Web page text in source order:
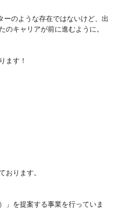
のような存在ではないけど、出
キャリアが前に進むように。
ます！
おります。
」を提案する事業を行っていま